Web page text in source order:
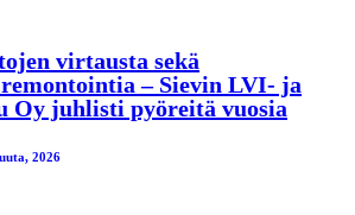
virtausta sekä
– Sievin LVI- ja
Oy juhlisti pyöreitä vuosia
2026